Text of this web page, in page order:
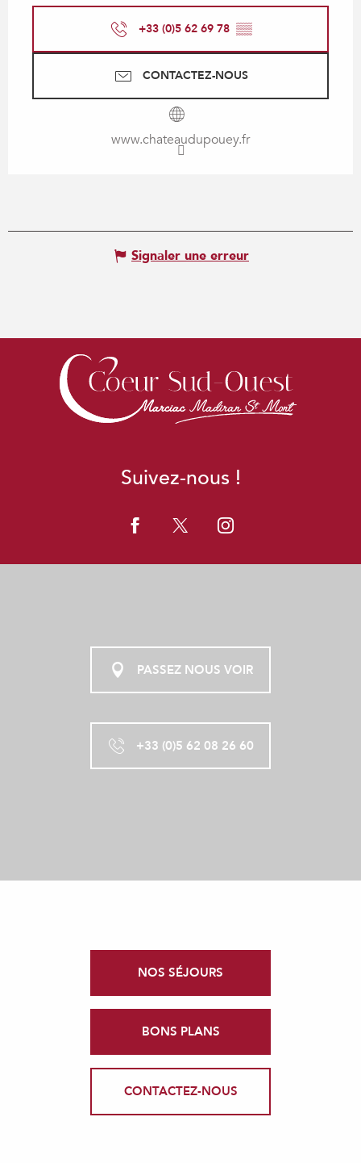
+33 (0)5 62 69 78 ▒▒
CONTACTEZ-NOUS
www.chateaudupouey.fr
Signaler une erreur
Suivez-nous !
PASSEZ NOUS VOIR
+33 (0)5 62 08 26 60
NOS SÉJOURS
BONS PLANS
CONTACTEZ-NOUS